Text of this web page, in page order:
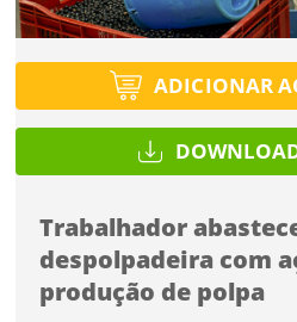
ADICIONAR
Trabalhador
despolpadeira com
produção de polpa
Tipo de projeto
Selecione
Utilização
Tamanho
Título do projeto
Tipo de projeto
Você ainda não
Tipo de projeto
Selecione
Utilização
Formato
Tamanho